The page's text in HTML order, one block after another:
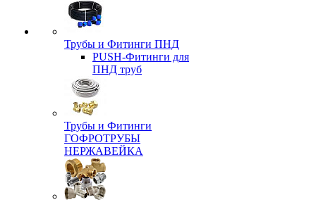
Трубы и Фитинги ПНД
PUSH-Фитинги для
ПНД труб
Трубы и Фитинги
ГОФРОТРУБЫ
НЕРЖАВЕЙКА